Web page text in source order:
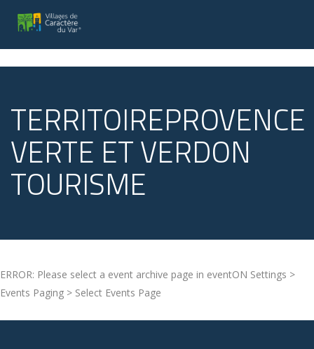
TERRITOIREPROVENCE
VERTE ET VERDON
TOURISME
ERROR: Please select a event archive page in eventON Settings >
Events Paging > Select Events Page